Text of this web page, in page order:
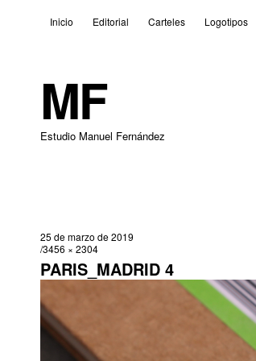
Inicio Editorial Carteles Logotipos
MF
Estudio Manuel Fernández
25 de marzo de 2019
3456 × 2304
PARIS_MADRID 4